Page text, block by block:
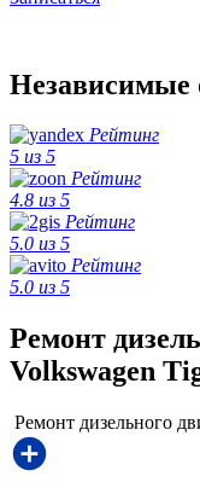
Независимые
Рейтинг
5 из 5
Рейтинг
4.8 из 5
Рейтинг
5.0 из 5
Рейтинг
5.0 из 5
Ремонт
Volkswagen
Ремонт дизельного